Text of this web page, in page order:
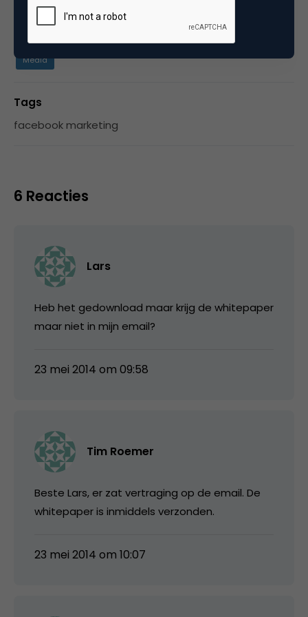
Media
Tags
facebook marketing
6 Reacties
Lars
Heb het gedownload maar krijg de whitepaper
maar niet in mijn email?
23 mei 2014 om 09:58
Tim Roemer
Beste Lars, er zat vertraging op de email. De
whitepaper is inmiddels verzonden.
23 mei 2014 om 10:07